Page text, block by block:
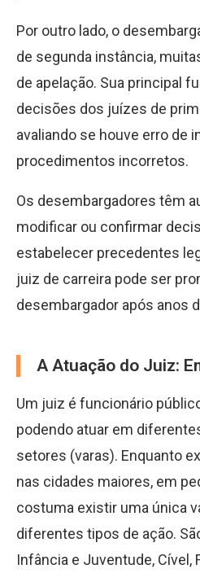
Por outro lado, o
de segunda instância,
de apelação. Sua principal
decisões dos juízes de
avaliando se houve erro de
procedimentos incorretos.
Os desembargadores têm
modificar ou confirmar
estabelecer precedentes
juiz de carreira pode ser
desembargador após anos
A Atuação do Juiz:
Um juiz é funcionário
podendo atuar em
setores (varas). Enquanto
nas cidades maiores, em
costuma existir uma única
diferentes tipos de ação.
Infância e Juventude, Cível,